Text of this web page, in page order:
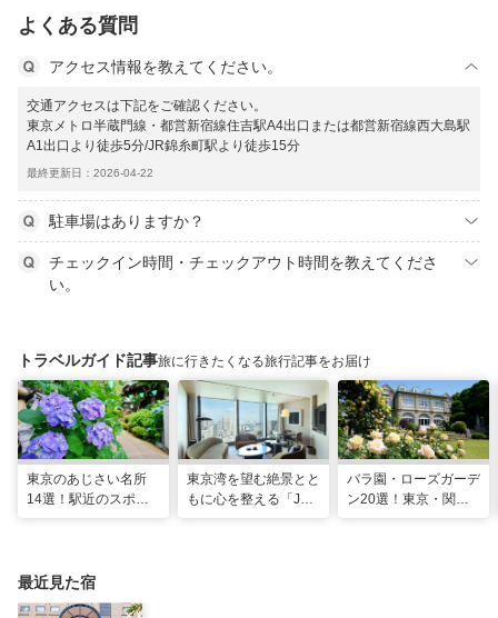
よくある質問
アクセス情報を教えてください。
交通アクセスは下記をご確認ください。
東京メトロ半蔵門線・都営新宿線住吉駅A4出口または都営新宿線西大島駅
A1出口より徒歩5分/JR錦糸町駅より徒歩15分
最終更新日：2026-04-22
駐車場はありますか？
チェックイン時間・チェックアウト時間を教えてくださ
い。
トラベルガイド記事旅に行きたくなる旅行記事をお届け
東京のあじさい名所
14選！駅近のスポッ
東京湾を望む絶景とと
もに心を整える「JW
バラ園・ローズガーデ
ン20選！東京・関東
最近見た宿